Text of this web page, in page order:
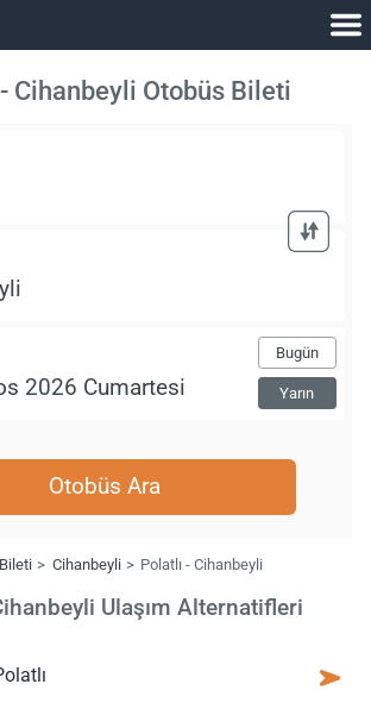
Cihanbeyli Otobüs Bileti
Bugün
Yarın
Otobüs Ara
Cihanbeyli Polatlı - Cihanbeyli
Ulaşım Alternatifleri